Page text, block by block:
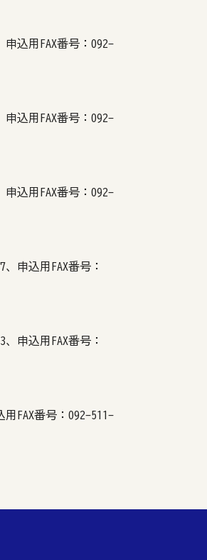
込用FAX番号：092-
込用FAX番号：092-
込用FAX番号：092-
込用FAX番号：
込用FAX番号：
FAX番号：092-511-